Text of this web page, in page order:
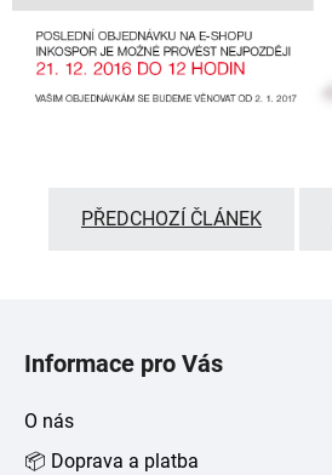
PŘEDCHOZÍ ČLÁNEK
Informace pro Vás
O nás
📦 Doprava a platba